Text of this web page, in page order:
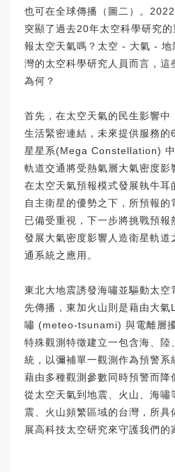
也可在全球傳播（圖二）。
突顯了過去20年太空科學研究
報太空天氣嗎？太空 - 大氣 - 地
灣的太空科學研究人員而言，這
為何？
首先，在太空天氣的民生影響中
生活緊密連結，未來提供服務
星星系(Mega Constellation)
軌道交通將受熱氣層大氣密度影
在太空天氣預報模式發展執牛耳
自主衛星的優勢之下，所預報的
已備受重視，下一步將挑戰預
發展大氣密度影響人造衛星軌道
通系統之應用。
東北大地震誘發海嘯並驅動太空
先傳播，東加火山則是藉由大
嘯 (meteo-tsunami) 與電離層
特殊觀測特徵建立一包含海、陸
統，以彌補單一觀測作為預警系
藉由多種觀測參數同時預警而
從太空天氣到地震、火山、海嘯
震、火山頻繁區域的台灣，所具
展高科技太空研究來守護我們的